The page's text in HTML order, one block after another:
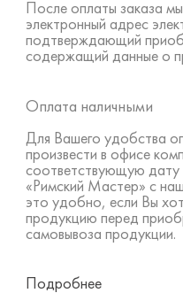
После оплаты заказа
электронный адрес
подтверждающий
содержащий данные о
Оплата наличными
Для Вашего удобства
произвести в офисе
соответствующую дату
«Римский Мастер» с
это удобно, если Вы
продукцию перед
самовывоза продукции.
Подробнее